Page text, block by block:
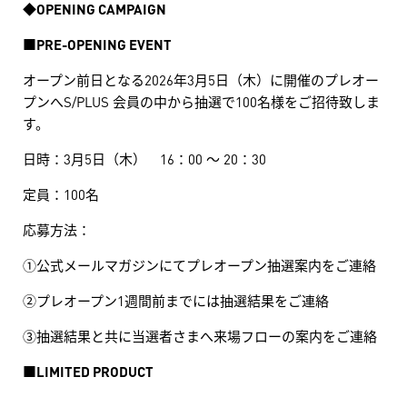
◆OPENING CAMPAIGN
■PRE-OPENING EVENT
オープン前日となる2026年3月5日（木）に開催のプレオー
プンへS/PLUS 会員の中から抽選で100名様をご招待致しま
す。
日時：3月5日（木） 16：00 ～ 20：30
定員：100名
応募方法：
①公式メールマガジンにてプレオープン抽選案内をご連絡
②プレオープン1週間前までには抽選結果をご連絡
③抽選結果と共に当選者さまへ来場フローの案内をご連絡
■LIMITED PRODUCT